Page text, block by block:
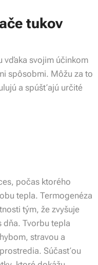
tukov
vďaka svojim účinkom
spôsobmi. Môžu za to
a spúšťajú určité
počas ktorého
tepla. Termogenéza
tým, že zvyšuje
dňa. Tvorbu tepla
stravou a
Súčasťou